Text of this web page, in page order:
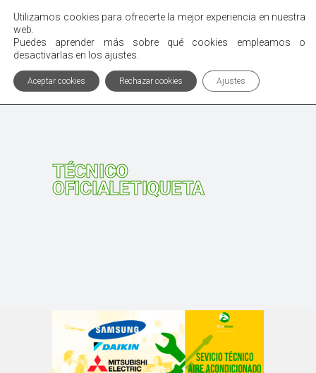
Menú
TÉCNICO
OFICIALETIQUETA
Utilizamos cookies para ofrecerte la mejor experiencia en nuestra
web.
Puedes aprender más sobre qué cookies empleamos o
desactivarlas en los ajustes.
Aceptar cookies Rechazar cookies Ajustes